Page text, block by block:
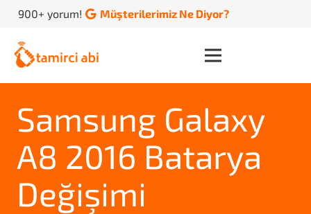
900+ yorum! Müşterilerimiz Ne Diyor?
Samsung Galaxy
A8 2016 Batarya
Değişimi